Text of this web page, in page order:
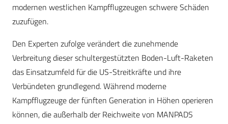
modernen westlichen Kampfflugzeugen schwere Schäden
zuzufügen.
Den Experten zufolge verändert die zunehmende
Verbreitung dieser schultergestützten Boden-Luft-Raketen
das Einsatzumfeld für die US-Streitkräfte und ihre
Verbündeten grundlegend. Während moderne
Kampfflugzeuge der fünften Generation in Höhen operieren
können, die außerhalb der Reichweite von MANPADS